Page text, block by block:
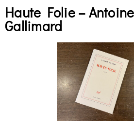
Haute Folie –
Gallimard